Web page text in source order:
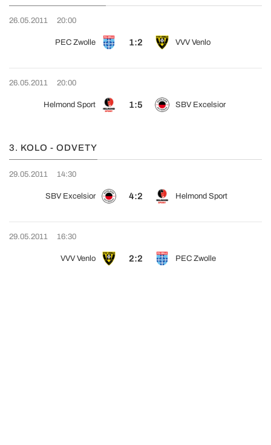
26.05.2011 20:00
PEC Zwolle 1:2 VVV Venlo
26.05.2011 20:00
Helmond Sport 1:5 SBV Excelsior
3. KOLO - ODVETY
29.05.2011 14:30
SBV Excelsior 4:2 Helmond Sport
29.05.2011 16:30
VVV Venlo 2:2 PEC Zwolle